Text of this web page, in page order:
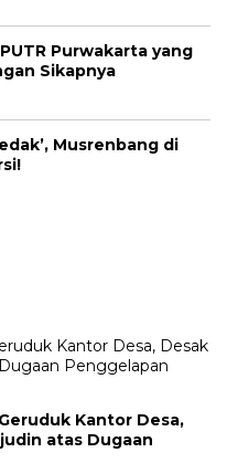
Purwakarta yang
Sikapnya
Musrenbang di
Kantor Desa,
atas Dugaan